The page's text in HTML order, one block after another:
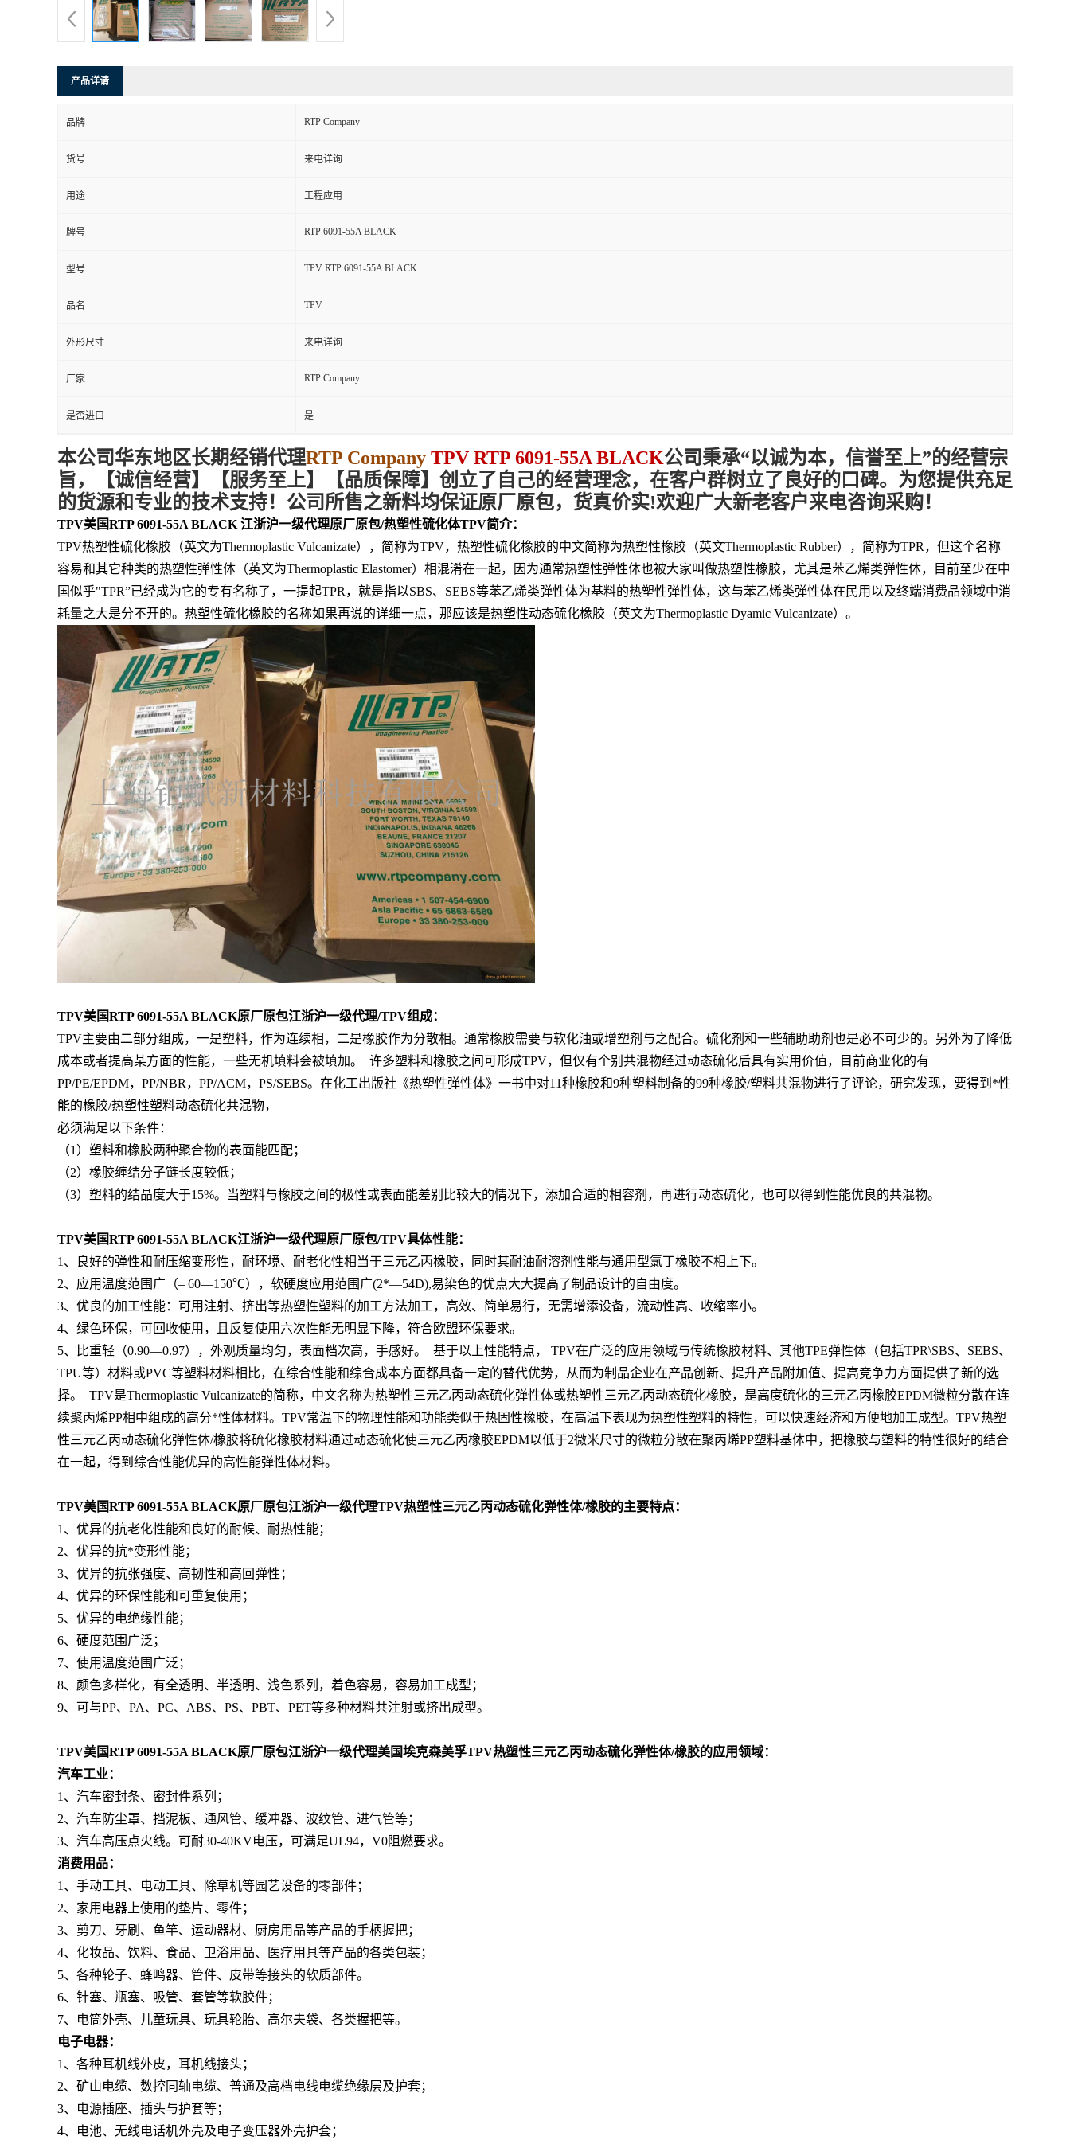
产品详请
品牌 RTP Company
货号 来电详询
用途 工程应用
牌号 RTP 6091-55A BLACK
型号 TPV RTP 6091-55A BLACK
品名 TPV
外形尺寸 来电详询
厂家 RTP Company
是否进口 是
本公司华东地区长期经销代理RTP Company TPV RTP 6091-55A BLACK公司秉承“以诚为本，信誉至上”的经营宗
旨，【诚信经营】【服务至上】【品质保障】创立了自己的经营理念，在客户群树立了良好的口碑。为您提供充足
的货源和专业的技术支持！公司所售之新料均保证原厂原包，货真价实!欢迎广大新老客户来电咨询采购！
TPV美国RTP 6091-55A BLACK 江浙沪一级代理原厂原包/热塑性硫化体TPV简介：
TPV热塑性硫化橡胶（英文为Thermoplastic Vulcanizate），简称为TPV，热塑性硫化橡胶的中文简称为热塑性橡胶（英文Thermoplastic Rubber），简称为TPR，但这个名称
容易和其它种类的热塑性弹性体（英文为Thermoplastic Elastomer）相混淆在一起，因为通常热塑性弹性体也被大家叫做热塑性橡胶，尤其是苯乙烯类弹性体，目前至少在中
国似乎"TPR”已经成为它的专有名称了，一提起TPR，就是指以SBS、SEBS等苯乙烯类弹性体为基料的热塑性弹性体，这与苯乙烯类弹性体在民用以及终端消费品领域中消
耗量之大是分不开的。热塑性硫化橡胶的名称如果再说的详细一点，那应该是热塑性动态硫化橡胶（英文为Thermoplastic Dyamic Vulcanizate）。
TPV美国RTP 6091-55A BLACK原厂原包江浙沪一级代理/TPV组成：
TPV主要由二部分组成，一是塑料，作为连续相，二是橡胶作为分散相。通常橡胶需要与软化油或增塑剂与之配合。硫化剂和一些辅助助剂也是必不可少的。另外为了降低
成本或者提高某方面的性能，一些无机填料会被填加。 许多塑料和橡胶之间可形成TPV，但仅有个别共混物经过动态硫化后具有实用价值，目前商业化的有
PP/PE/EPDM，PP/NBR，PP/ACM，PS/SEBS。在化工出版社《热塑性弹性体》一书中对11种橡胶和9种塑料制备的99种橡胶/塑料共混物进行了评论，研究发现，要得到*性
能的橡胶/热塑性塑料动态硫化共混物，
必须满足以下条件：
（1）塑料和橡胶两种聚合物的表面能匹配；
（2）橡胶缠结分子链长度较低；
（3）塑料的结晶度大于15%。当塑料与橡胶之间的极性或表面能差别比较大的情况下，添加合适的相容剂，再进行动态硫化，也可以得到性能优良的共混物。
TPV美国RTP 6091-55A BLACK江浙沪一级代理原厂原包/TPV具体性能：
1、良好的弹性和耐压缩变形性，耐环境、耐老化性相当于三元乙丙橡胶，同时其耐油耐溶剂性能与通用型氯丁橡胶不相上下。
2、应用温度范围广（– 60—150℃），软硬度应用范围广(2*—54D),易染色的优点大大提高了制品设计的自由度。
3、优良的加工性能：可用注射、挤出等热塑性塑料的加工方法加工，高效、简单易行，无需增添设备，流动性高、收缩率小。
4、绿色环保，可回收使用，且反复使用六次性能无明显下降，符合欧盟环保要求。
5、比重轻（0.90—0.97），外观质量均匀，表面档次高，手感好。 基于以上性能特点， TPV在广泛的应用领域与传统橡胶材料、其他TPE弹性体（包括TPR\SBS、SEBS、
TPU等）材料或PVC等塑料材料相比，在综合性能和综合成本方面都具备一定的替代优势，从而为制品企业在产品创新、提升产品附加值、提高竞争力方面提供了新的选
择。 TPV是Thermoplastic Vulcanizate的简称，中文名称为热塑性三元乙丙动态硫化弹性体或热塑性三元乙丙动态硫化橡胶，是高度硫化的三元乙丙橡胶EPDM微粒分散在连
续聚丙烯PP相中组成的高分*性体材料。TPV常温下的物理性能和功能类似于热固性橡胶，在高温下表现为热塑性塑料的特性，可以快速经济和方便地加工成型。TPV热塑
性三元乙丙动态硫化弹性体/橡胶将硫化橡胶材料通过动态硫化使三元乙丙橡胶EPDM以低于2微米尺寸的微粒分散在聚丙烯PP塑料基体中，把橡胶与塑料的特性很好的结合
在一起，得到综合性能优异的高性能弹性体材料。
TPV美国RTP 6091-55A BLACK原厂原包江浙沪一级代理TPV热塑性三元乙丙动态硫化弹性体/橡胶的主要特点：
1、优异的抗老化性能和良好的耐候、耐热性能；
2、优异的抗*变形性能；
3、优异的抗张强度、高韧性和高回弹性；
4、优异的环保性能和可重复使用；
5、优异的电绝缘性能；
6、硬度范围广泛；
7、使用温度范围广泛；
8、颜色多样化，有全透明、半透明、浅色系列，着色容易，容易加工成型；
9、可与PP、PA、PC、ABS、PS、PBT、PET等多种材料共注射或挤出成型。
TPV美国RTP 6091-55A BLACK原厂原包江浙沪一级代理美国埃克森美孚TPV热塑性三元乙丙动态硫化弹性体/橡胶的应用领域：
汽车工业：
1、汽车密封条、密封件系列；
2、汽车防尘罩、挡泥板、通风管、缓冲器、波纹管、进气管等；
3、汽车高压点火线。可耐30-40KV电压，可满足UL94，V0阻燃要求。
消费用品：
1、手动工具、电动工具、除草机等园艺设备的零部件；
2、家用电器上使用的垫片、零件；
3、剪刀、牙刷、鱼竿、运动器材、厨房用品等产品的手柄握把；
4、化妆品、饮料、食品、卫浴用品、医疗用具等产品的各类包装；
5、各种轮子、蜂鸣器、管件、皮带等接头的软质部件。
6、针塞、瓶塞、吸管、套管等软胶件；
7、电筒外壳、儿童玩具、玩具轮胎、高尔夫袋、各类握把等。
电子电器：
1、各种耳机线外皮，耳机线接头；
2、矿山电缆、数控同轴电缆、普通及高档电线电缆绝缘层及护套；
3、电源插座、插头与护套等；
4、电池、无线电话机外壳及电子变压器外壳护套；